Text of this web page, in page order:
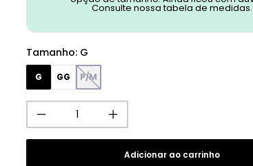
Consulte nossa tabela de medidas.
Tamanho: G
G GG P/M
Adicionar ao carrinho